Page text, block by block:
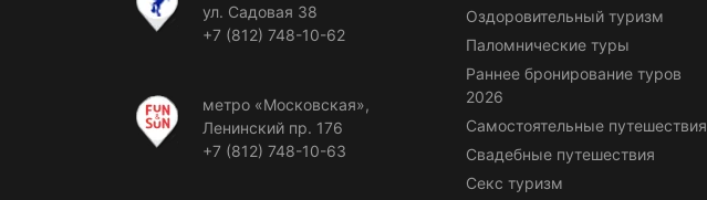
ул. Садовая 38
+7 (812) 748-10-62
метро «Московская»,
Ленинский пр. 176
+7 (812) 748-10-63
Оздоровительный туризм
Паломнические туры
Раннее бронирование туров
2026
Самостоятельные путешествия
Свадебные путешествия
Секс туризм